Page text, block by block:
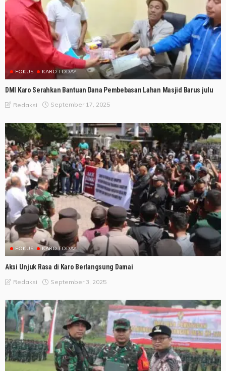
FOKUS KARO TODAY
DMI Karo Serahkan Bantuan Dana Pembebasan Lahan Masjid Barus julu
Redaksi September 17, 2025
FOKUS KARO TODAY
Aksi Unjuk Rasa di Karo Berlangsung Damai
Redaksi September 3, 2025